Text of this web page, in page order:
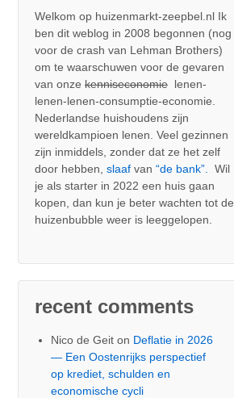
Welkom op huizenmarkt-zeepbel.nl Ik
ben dit weblog in 2008 begonnen (nog
voor de crash van Lehman Brothers)
om te waarschuwen voor de gevaren
van onzekenniseconomie lenen-
lenen-lenen-consumptie-economie.
Nederlandse huishoudens zijn
wereldkampioen lenen. Veel gezinnen
zijn inmiddels, zonder dat ze het zelf
door hebben,slaaf van“de bank”. Wil
je als starter in 2022 een huis gaan
kopen, dan kun je beter wachten tot de
huizenbubble weer is leeggelopen.
recent comments
Nico de Geit on Deflatie in 2026
— Een Oostenrijks perspectief
op krediet, schulden en
economische cycli